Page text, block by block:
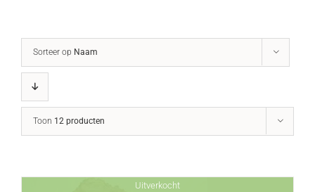
Sorteer op Naam
Toon 12 producten
Uitverkocht